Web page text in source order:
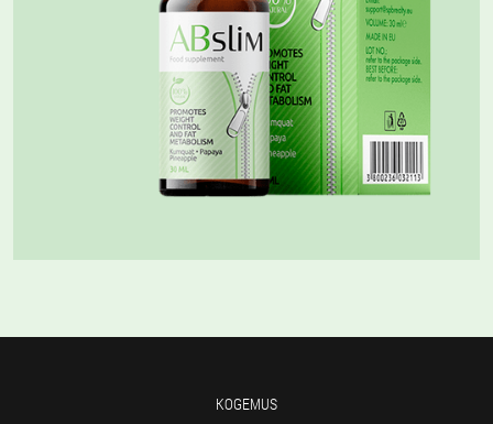
KOGEMUS